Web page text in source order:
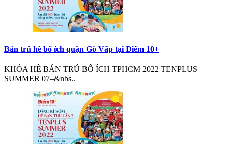
Bán trú hè bổ ích quận Gò Vấp tại Điểm 10+
KHÓA HÈ BÁN TRÚ BỔ ÍCH TPHCM 2022 TENPLUS
SUMMER 07–&nbs..